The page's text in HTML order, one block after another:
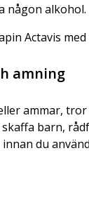
någon alkohol.
Actavis
amning
ammar,
barn,
du